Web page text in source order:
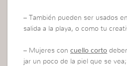
– También pueden ser usados
salida a la playa, o como tu
– Mujeres concuello corto
jar un poco de la piel que se vea;